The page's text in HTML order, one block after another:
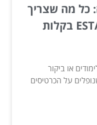
כל מה שצריך
לדעת להוצאת ויזה ו-ESTA בקלות
או ביקור
על הכרטיסים